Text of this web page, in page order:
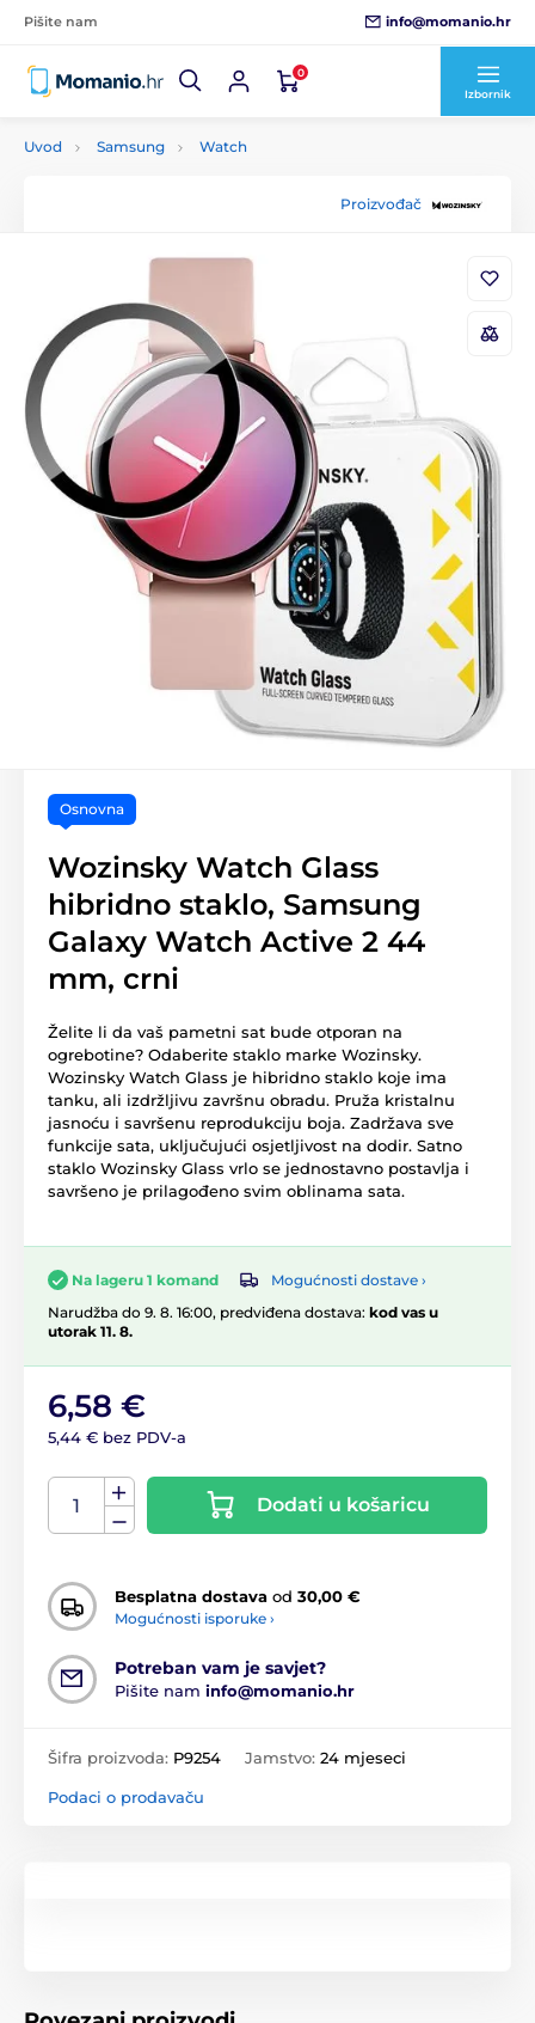
Pišite nam info@momanio.hr
0
Izbornik
Uvod Samsung Watch
Proizvođač
Osnovna
Wozinsky Watch Glass
hibridno staklo, Samsung
Galaxy Watch Active 2 44
mm, crni
Želite li da vaš pametni sat bude otporan na
ogrebotine? Odaberite staklo marke Wozinsky.
Wozinsky Watch Glass je hibridno staklo koje ima
tanku, ali izdržljivu završnu obradu. Pruža kristalnu
jasnoću i savršenu reprodukciju boja. Zadržava sve
funkcije sata, uključujući osjetljivost na dodir. Satno
staklo Wozinsky Glass vrlo se jednostavno postavlja i
savršeno je prilagođeno svim oblinama sata.
Na lageru 1 komand
Mogućnosti dostave ›
Narudžba do 9. 8. 16:00, predviđena dostava: kod vas u
utorak 11. 8.
6,58 €
5,44 € bez PDV-a
Dodati u košaricu
Besplatna dostava od 30,00 €
Mogućnosti isporuke ›
Potreban vam je savjet?
Pišite nam info@momanio.hr
Šifra proizvoda: P9254 Jamstvo: 24 mjeseci
Podaci o prodavaču